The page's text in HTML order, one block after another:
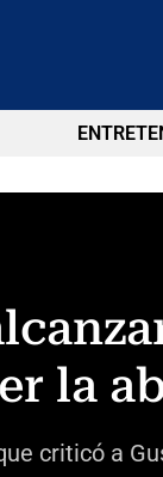
la
criticó a